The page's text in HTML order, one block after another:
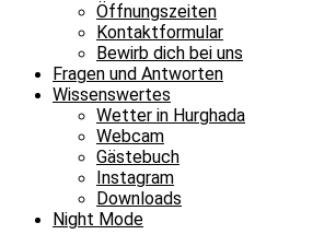
Öffnungszeiten
Kontaktformular
Bewirb dich bei uns
Fragen und Antworten
Wissenswertes
Wetter in Hurghada
Webcam
Gästebuch
Instagram
Downloads
Night Mode